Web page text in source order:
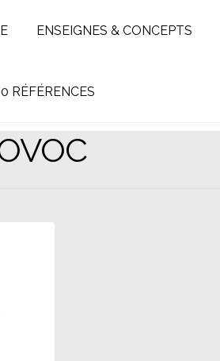
ENSEIGNES & CONCEPTS
RÉFÉRENCES